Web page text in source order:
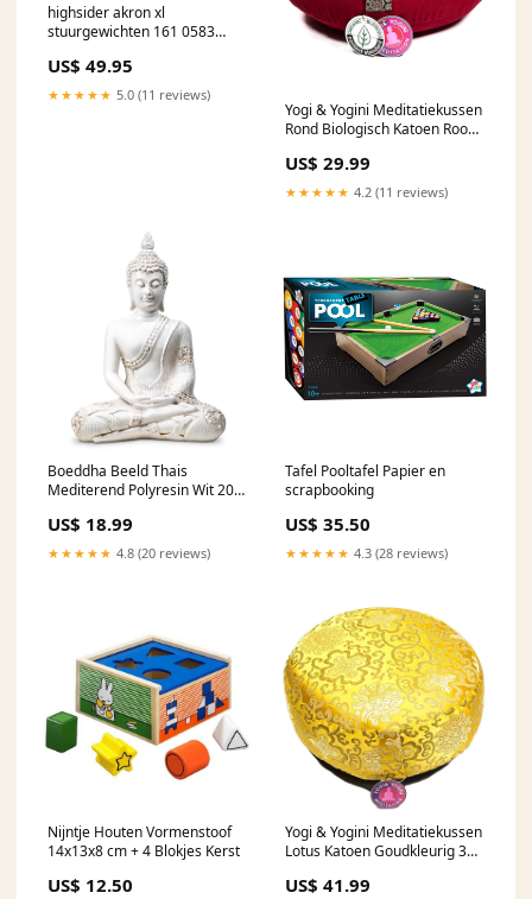
highsider akron xl
stuurgewichten 161 0583
1982-esi3853969
US$ 49.95
★★★★★ 5.0 (11 reviews)
Yogi & Yogini Meditatiekussen
Rond Biologisch Katoen Rood
US$ 29.99
★★★★★ 4.2 (11 reviews)
Boeddha Beeld Thais
Mediterend Polyresin Wit 20 x
US$ 18.99
★★★★★ 4.8 (20 reviews)
Tafel Pooltafel Papier en
scrapbooking
US$ 35.50
★★★★★ 4.3 (28 reviews)
Nijntje Houten Vormenstoof
14x13x8 cm + 4 Blokjes Kerst
US$ 12.50
Yogi & Yogini Meditatiekussen
Lotus Katoen Goudkleurig 33
US$ 41.99